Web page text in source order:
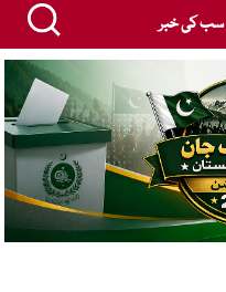
سب کی خبر